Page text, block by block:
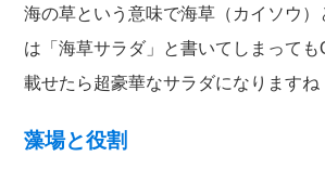
海の草という意味で海草（カイソウ
は「海草サラダ」と書いてしまっても
載せたら超豪華なサラダになりますね
藻場と役割